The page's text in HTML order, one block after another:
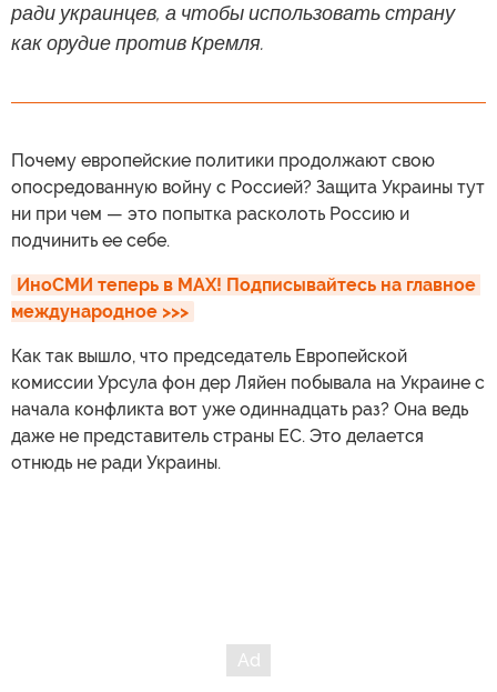
ради украинцев, а чтобы использовать страну
как орудие против Кремля.
Почему европейские политики продолжают свою
опосредованную войну с Россией? Защита Украины тут
ни при чем — это попытка расколоть Россию и
подчинить ее себе.
ИноСМИ теперь в MAX! Подписывайтесь на главное
международное >>>
Как так вышло, что председатель Европейской
комиссии Урсула фон дер Ляйен побывала на Украине с
начала конфликта вот уже одиннадцать раз? Она ведь
даже не представитель страны ЕС. Это делается
отнюдь не ради Украины.